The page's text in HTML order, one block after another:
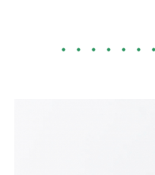
・・・・・・